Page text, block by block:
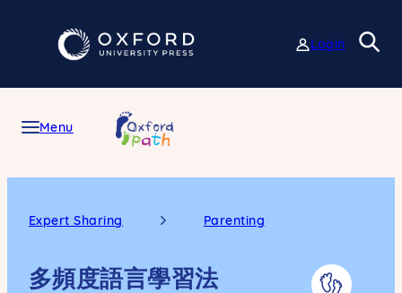
Login
Menu
Expert Sharing Parenting
多頻度語言學習法